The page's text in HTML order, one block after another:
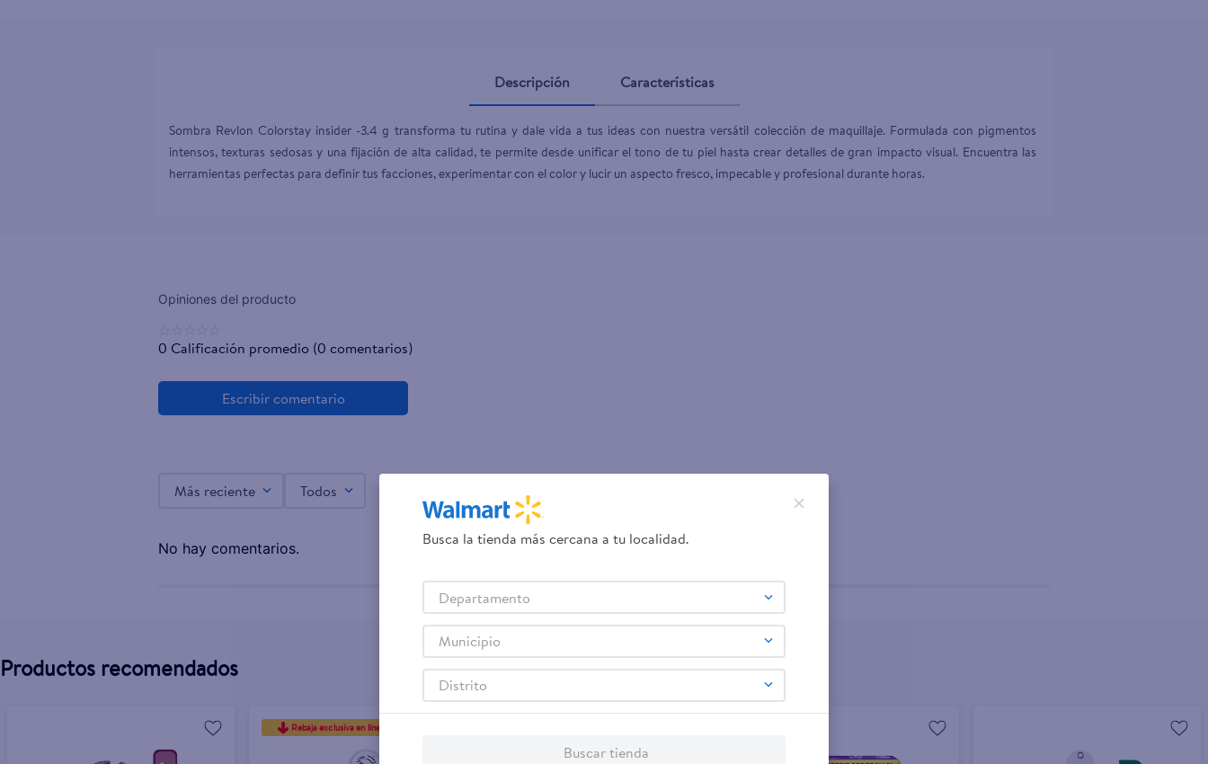
Descripción Características
Sombra Revlon Colorstay insider -3.4 g transforma tu rutina y dale vida a tus ideas con nuestra versátil colección de maquillaje. Formulada con pigmentos
intensos, texturas sedosas y una fijación de alta calidad, te permite desde unificar el tono de tu piel hasta crear detalles de gran impacto visual. Encuentra las
herramientas perfectas para definir tus facciones, experimentar con el color y lucir un aspecto fresco, impecable y profesional durante horas.
0 Calificación promedio (0 comentarios)
Más reciente Todos
No hay comentarios.
Productos recomendados
Rebaja exclusiva en línea
Busca la tienda más cercana a tu localidad.
Departamento
Municipio
Distrito
Buscar tienda